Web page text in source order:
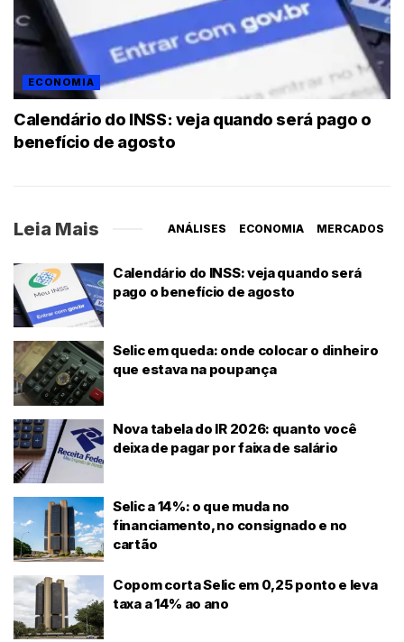
ECONOMIA
Calendário do INSS: veja quando será pago o
benefício de agosto
Leia Mais ANÁLISES ECONOMIA MERCADOS
Calendário do INSS: veja quando será
pago o benefício de agosto
Selic em queda: onde colocar o dinheiro
que estava na poupança
Nova tabela do IR 2026: quanto você
deixa de pagar por faixa de salário
Selic a 14%: o que muda no
financiamento, no consignado e no
cartão
Copom corta Selic em 0,25 ponto e leva
taxa a 14% ao ano